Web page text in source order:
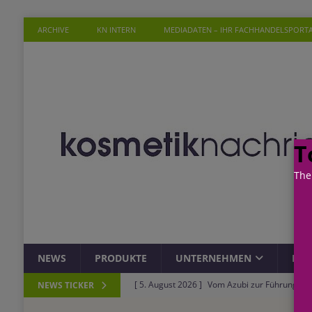
ARCHIVE KN INTERN MEDIADATEN – IHR
NEWS PRODUKTE UNTERNEHMEN
NEWS TICKER [ 5. August 2026 ] Vom Azubi zur